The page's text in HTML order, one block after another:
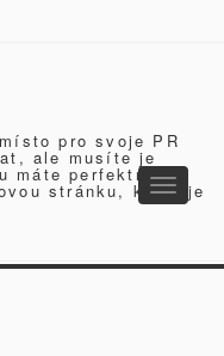
pro svoje PR
ale musíte je
máte perfektní
stránku, která je
Toggle